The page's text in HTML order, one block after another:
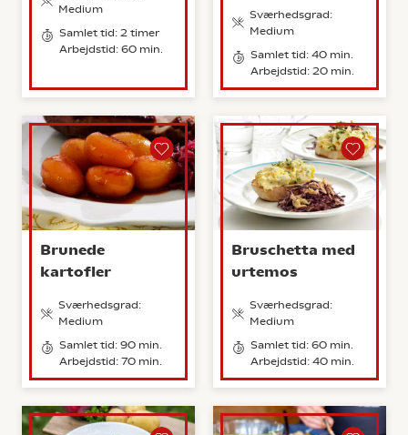
Medium
Samlet tid: 2 timer
Arbejdstid: 60 min.
Sværhedsgrad:
Medium
Samlet tid: 40 min.
Arbejdstid: 20 min.
Brunede
kartofler
Sværhedsgrad:
Medium
Samlet tid: 90 min.
Arbejdstid: 70 min.
Bruschetta med
urtemos
Sværhedsgrad:
Medium
Samlet tid: 60 min.
Arbejdstid: 40 min.